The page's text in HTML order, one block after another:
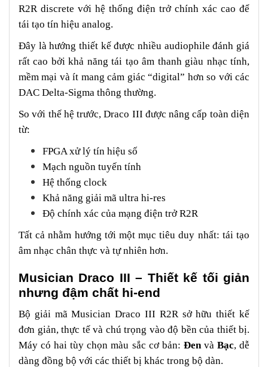
R2R discrete với hệ thống điện trở chính xác cao để
tái tạo tín hiệu analog.
Đây là hướng thiết kế được nhiều audiophile đánh giá
rất cao bởi khả năng tái tạo âm thanh giàu nhạc tính,
mềm mại và ít mang cảm giác “digital” hơn so với các
DAC Delta-Sigma thông thường.
So với thế hệ trước, Draco III được nâng cấp toàn diện
từ:
FPGA xử lý tín hiệu số
Mạch nguồn tuyến tính
Hệ thống clock
Khả năng giải mã ultra hi-res
Độ chính xác của mạng điện trở R2R
Tất cả nhằm hướng tới một mục tiêu duy nhất: tái tạo
âm nhạc chân thực và tự nhiên hơn.
Musician Draco III – Thiết kế tối giản
nhưng đậm chất hi-end
Bộ giải mã Musician Draco III R2R sở hữu thiết kế
đơn giản, thực tế và chú trọng vào độ bền của thiết bị.
Máy có hai tùy chọn màu sắc cơ bản: Đenvà Bạc, dễ
dàng đồng bộ với các thiết bị khác trong bộ dàn.